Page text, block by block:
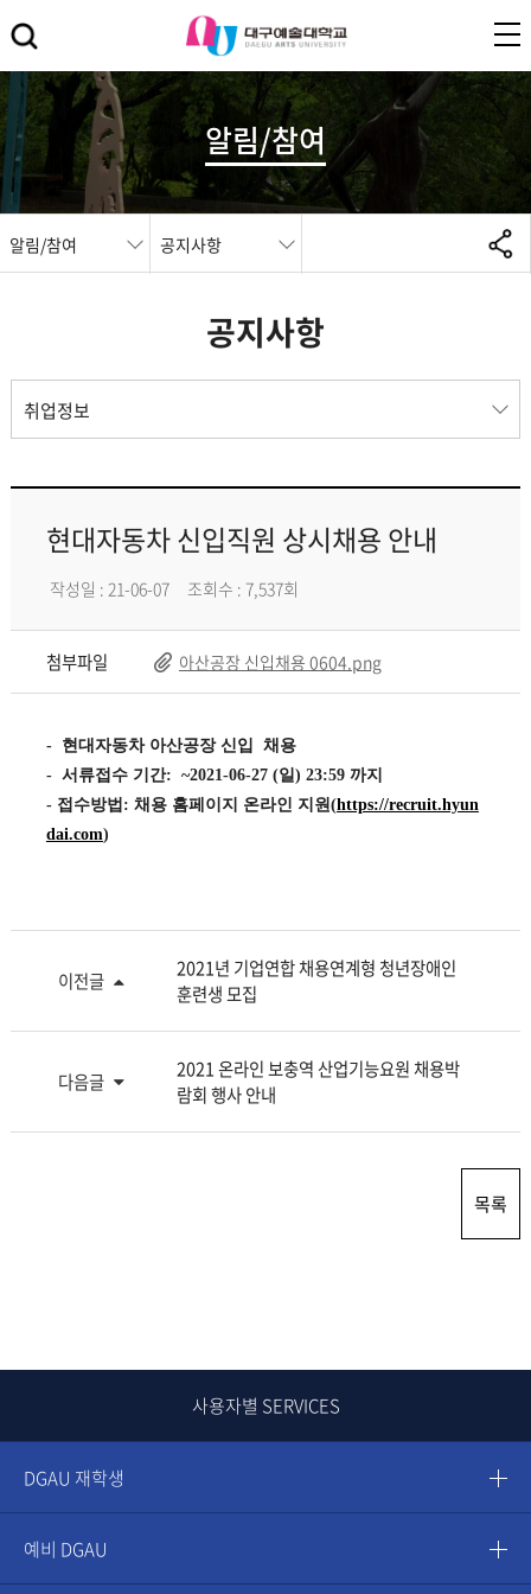
알림/참여
알림/참여 공지사항
공지사항
취업정보
현대자동차 신입직원 상시채용 안내
작성일 : 21-06-07 조회수 : 7,537회
첨부파일 아산공장 신입채용 0604.png
- 현대자동차 아산공장 신입
채용
- 서류접수 기간: ~2021-06-27 (일) 23:59 까지
- 접수방법 : 채용 홈페이지 온라인 지원(https://recruit.hyun
dai.com)
이전글
2021년 기업연합 채용연계형 청년장애인
훈련생 모집
다음글
2021 온라인 보충역 산업기능요원 채용박
람회 행사 안내
목록
사용자별 SERVICES
DGAU 재학생
예비 DGAU